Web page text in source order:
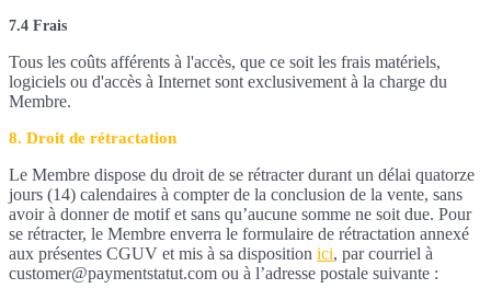
7.4 Frais
Tous les coûts afférents à l'accès, que ce soit les frais matériels,
logiciels ou d'accès à Internet sont exclusivement à la charge du
Membre.
8. Droit de rétractation
Le Membre dispose du droit de se rétracter durant un délai quatorze
jours (14) calendaires à compter de la conclusion de la vente, sans
avoir à donner de motif et sans qu’aucune somme ne soit due. Pour
se rétracter, le Membre enverra le formulaire de rétractation annexé
aux présentes CGUV et mis à sa disposition ici, par courriel à
customer@paymentstatut.com ou à l’adresse postale suivante :